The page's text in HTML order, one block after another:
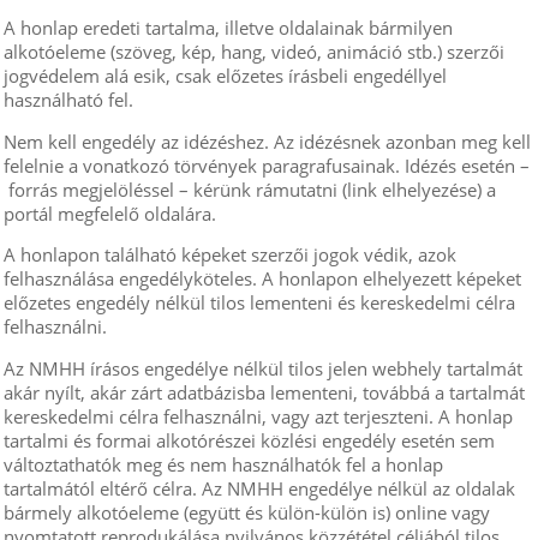
A honlap eredeti tartalma, illetve oldalainak bármilyen
alkotóeleme (szöveg, kép, hang, videó, animáció stb.) szerzői
jogvédelem alá esik, csak előzetes írásbeli engedéllyel
használható fel.
Nem kell engedély az idézéshez. Az idézésnek azonban meg kell
felelnie a vonatkozó törvények paragrafusainak. Idézés esetén –
forrás megjelöléssel – kérünk rámutatni (link elhelyezése) a
portál megfelelő oldalára.
A honlapon található képeket szerzői jogok védik, azok
felhasználása engedélyköteles. A honlapon elhelyezett képeket
előzetes engedély nélkül tilos lementeni és kereskedelmi célra
felhasználni.
Az NMHH írásos engedélye nélkül tilos jelen webhely tartalmát
akár nyílt, akár zárt adatbázisba lementeni, továbbá a tartalmát
kereskedelmi célra felhasználni, vagy azt terjeszteni. A honlap
tartalmi és formai alkotórészei közlési engedély esetén sem
változtathatók meg és nem használhatók fel a honlap
tartalmától eltérő célra. Az NMHH engedélye nélkül az oldalak
bármely alkotóeleme (együtt és külön-külön is) online vagy